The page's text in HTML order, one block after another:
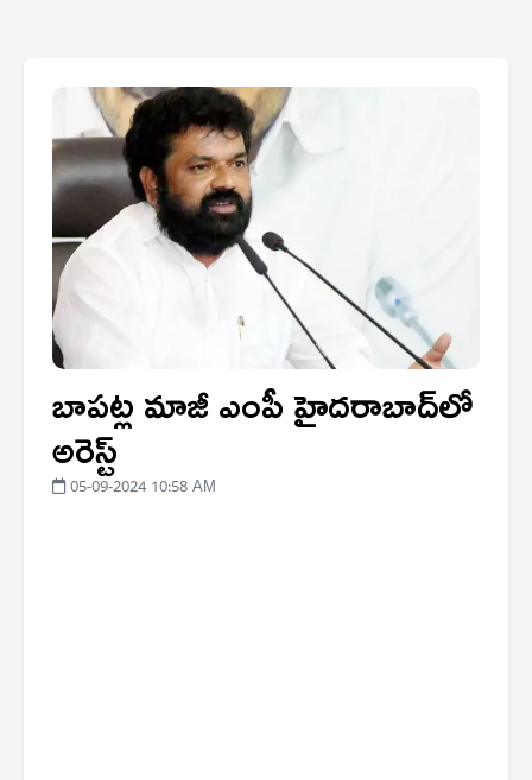
బాపట్ల మాజీ ఎంపీ హైదరాబాద్‌లో
అరెస్ట్‌
05-09-2024 10:58 AM